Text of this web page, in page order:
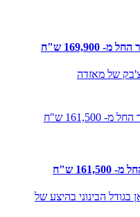
של מאזדה
הבינוני בהיצע של